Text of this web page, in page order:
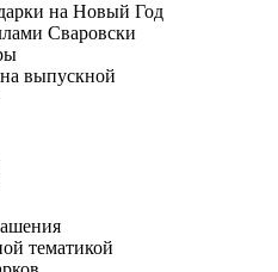
на Новый Год
Сваровски
выпускной
тематикой